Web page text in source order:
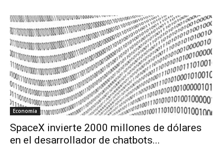
Economía
SpaceX invierte 2000 millones de dólares
en el desarrollador de chatbots...